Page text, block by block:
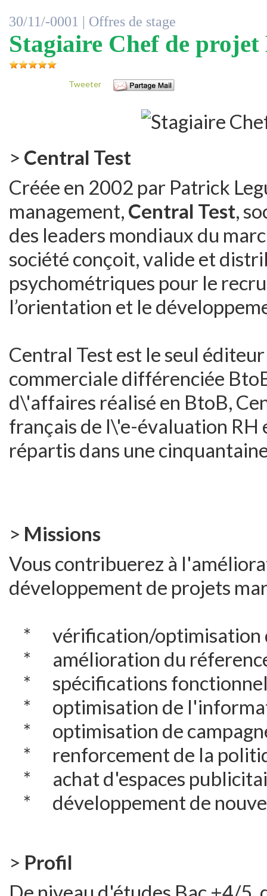
30/11/-0001 | Offres de stage
Stagiaire Chef de
Tweeter
> Central Test
Créée en 2002 par Patrick
management, Central Test,
des leaders mondiaux du
société conçoit, valide et
psychométriques pour le
l’orientation et le
Central Test est le seul
commerciale différenciée
d\'affaires réalisé en BtoB,
français de l\'e-évaluation RH
répartis dans une
> Missions
Vous contribuerez à
développement de projets
* vérification/optimisation
* amélioration du
* spécifications
* optimisation de
* optimisation de
* renforcement de la
* achat d'espaces
* développement de
> Profil